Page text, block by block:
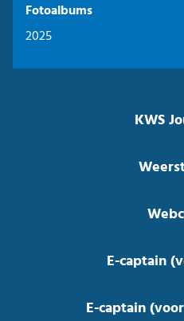
Fotoalbums
2025
KWS
E-captain
E-captain